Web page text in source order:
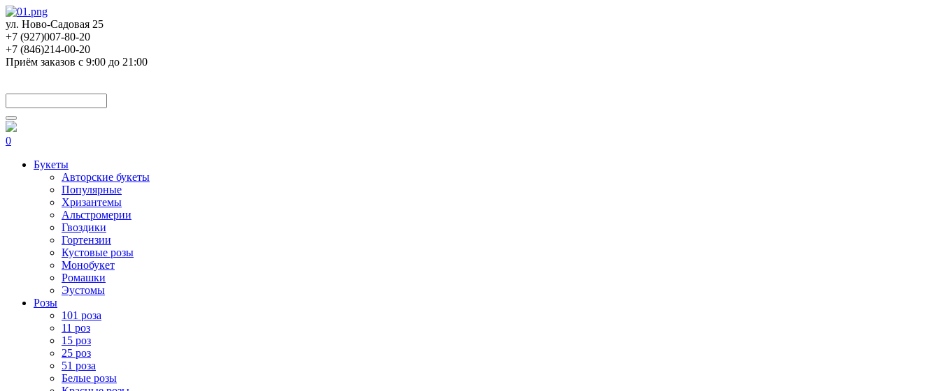
ул. Ново-Садовая 25
+7 (927)007-80-20
+7 (846)214-00-20
Приём заказов с 9:00 до 21:00
0
Букеты
Авторские букеты
Популярные
Хризантемы
Альстромерии
Гвоздики
Гортензии
Кустовые розы
Монобукет
Ромашки
Эустомы
Розы
101 роза
11 роз
15 роз
25 роз
51 роза
Белые розы